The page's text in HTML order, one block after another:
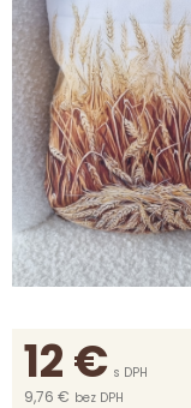
12€ s DPH
9,76 € bez DPH